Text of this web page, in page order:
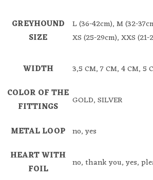
GREYHOUND
SIZE
L (36-42cm), M (32-
XS (25-29cm), XXS (21-
WIDTH
3,5 CM, 7 CM, 4 CM, 5
COLOR OF THE
FITTINGS
GOLD, SILVER
METAL LOOP no, yes
HEART WITH
FOIL
no, thank you, yes,